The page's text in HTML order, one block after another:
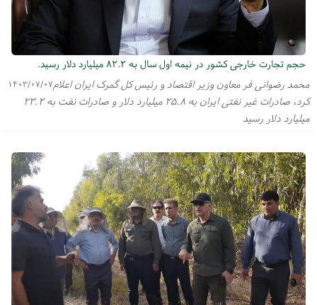
حجم‌ تجارت خارجی کشور در نیمه اول سال به ۸۲.۲ میلیارد دلار رسید.
۱۴۰۳/۰۷/۰۷محمد رضوانی فر معاون وزیر اقتصاد و رئیس کل گمرک ایران اعلام
کرد، صادرات غیر نفتی ایران به ۲۵.۸ میلیارد دلار و صادرات نفت به ۲۳.۲
میلیارد دلار رسید